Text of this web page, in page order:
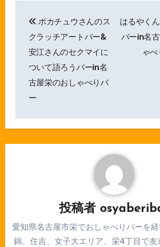
ナ
ビ
ゲ
ー
ポカチュウさんのス
クラッチアートバー&
安江さんのセクマイに
ついて語ろうバーin名
古屋栄のおしゃべりバ
ー
はるやく
バーin名
ゃ
投稿者
愛知県名古屋市栄でおしゃべりバーを経
錦、住吉、女子大エリア、栄4丁目で友